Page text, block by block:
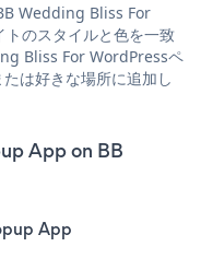
Wedding Bliss For
のスタイルと色を一致
Bliss For WordPressペ
は好きな場所に追加し
App on BB
App